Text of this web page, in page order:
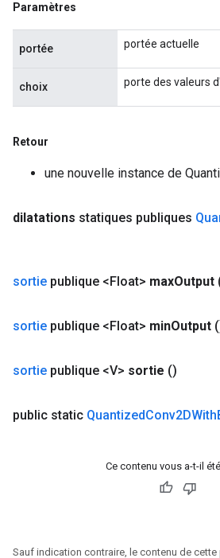
Paramètres
portée portée actuelle
choix porte des valeurs
Retour
une nouvelle instance de
dilatations statiques publiques
sortie publique <Float> maxOutput
sortie publique <Float> minOutput
sortie publique <V> sortie ()
public static QuantizedConv2DWith
Ce contenu vous a-t-il
Sauf indication contraire, le contenu de